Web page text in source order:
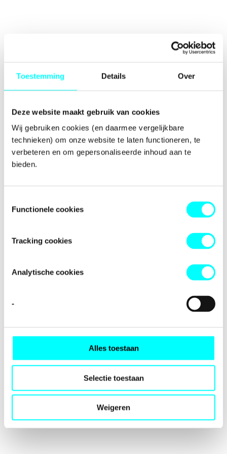
Toestemming Details Over
Deze website maakt gebruik van cookies
Wij gebruiken cookies (en daarmee vergelijkbare
technieken) om onze website te laten functioneren, te
verbeteren en om gepersonaliseerde inhoud aan te
bieden.
Functionele cookies
Tracking cookies
Analytische cookies
-
Alles toestaan
Selectie toestaan
Weigeren
-side exception has occurred while
browser consolefor